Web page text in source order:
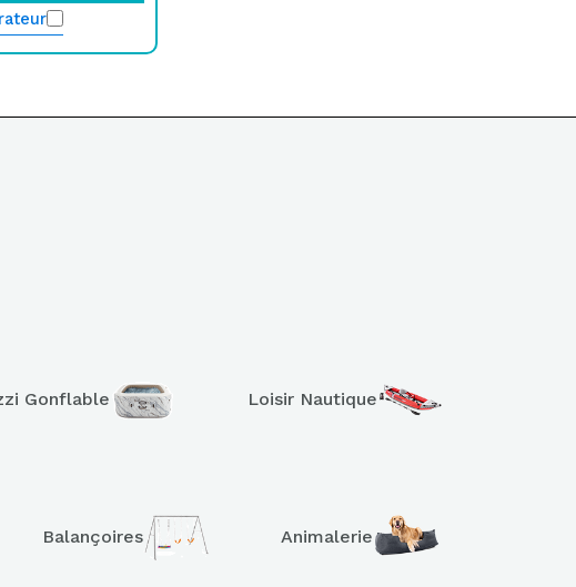
Gonflable Loisir Nautique
Balançoires Animalerie